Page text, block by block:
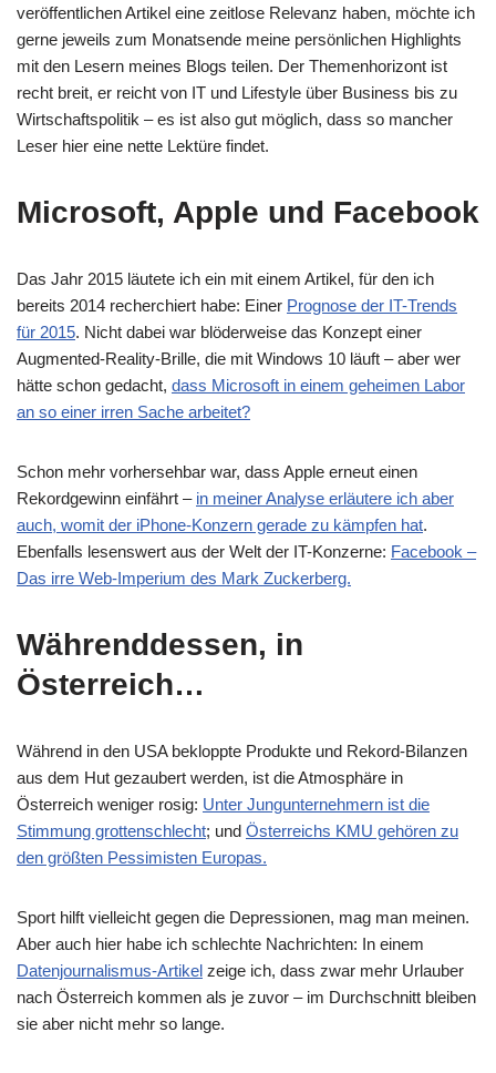
veröffentlichen Artikel eine zeitlose Relevanz haben, möchte ich
gerne jeweils zum Monatsende meine persönlichen Highlights
mit den Lesern meines Blogs teilen. Der Themenhorizont ist
recht breit, er reicht von IT und Lifestyle über Business bis zu
Wirtschaftspolitik – es ist also gut möglich, dass so mancher
Leser hier eine nette Lektüre findet.
Microsoft, Apple und Facebook
Das Jahr 2015 läutete ich ein mit einem Artikel, für den ich
bereits 2014 recherchiert habe: Einer Prognose der IT-Trends
für 2015. Nicht dabei war blöderweise das Konzept einer
Augmented-Reality-Brille, die mit Windows 10 läuft – aber wer
hätte schon gedacht, dass Microsoft in einem geheimen Labor
an so einer irren Sache arbeitet?
Schon mehr vorhersehbar war, dass Apple erneut einen
Rekordgewinn einfährt – in meiner Analyse erläutere ich aber
auch, womit der iPhone-Konzern gerade zu kämpfen hat.
Ebenfalls lesenswert aus der Welt der IT-Konzerne: Facebook –
Das irre Web-Imperium des Mark Zuckerberg.
Währenddessen, in
Österreich…
Während in den USA bekloppte Produkte und Rekord-Bilanzen
aus dem Hut gezaubert werden, ist die Atmosphäre in
Österreich weniger rosig: Unter Jungunternehmern ist die
Stimmung grottenschlecht; und Österreichs KMU gehören zu
den größten Pessimisten Europas.
Sport hilft vielleicht gegen die Depressionen, mag man meinen.
Aber auch hier habe ich schlechte Nachrichten: In einem
Datenjournalismus-Artikel zeige ich, dass zwar mehr Urlauber
nach Österreich kommen als je zuvor – im Durchschnitt bleiben
sie aber nicht mehr so lange.